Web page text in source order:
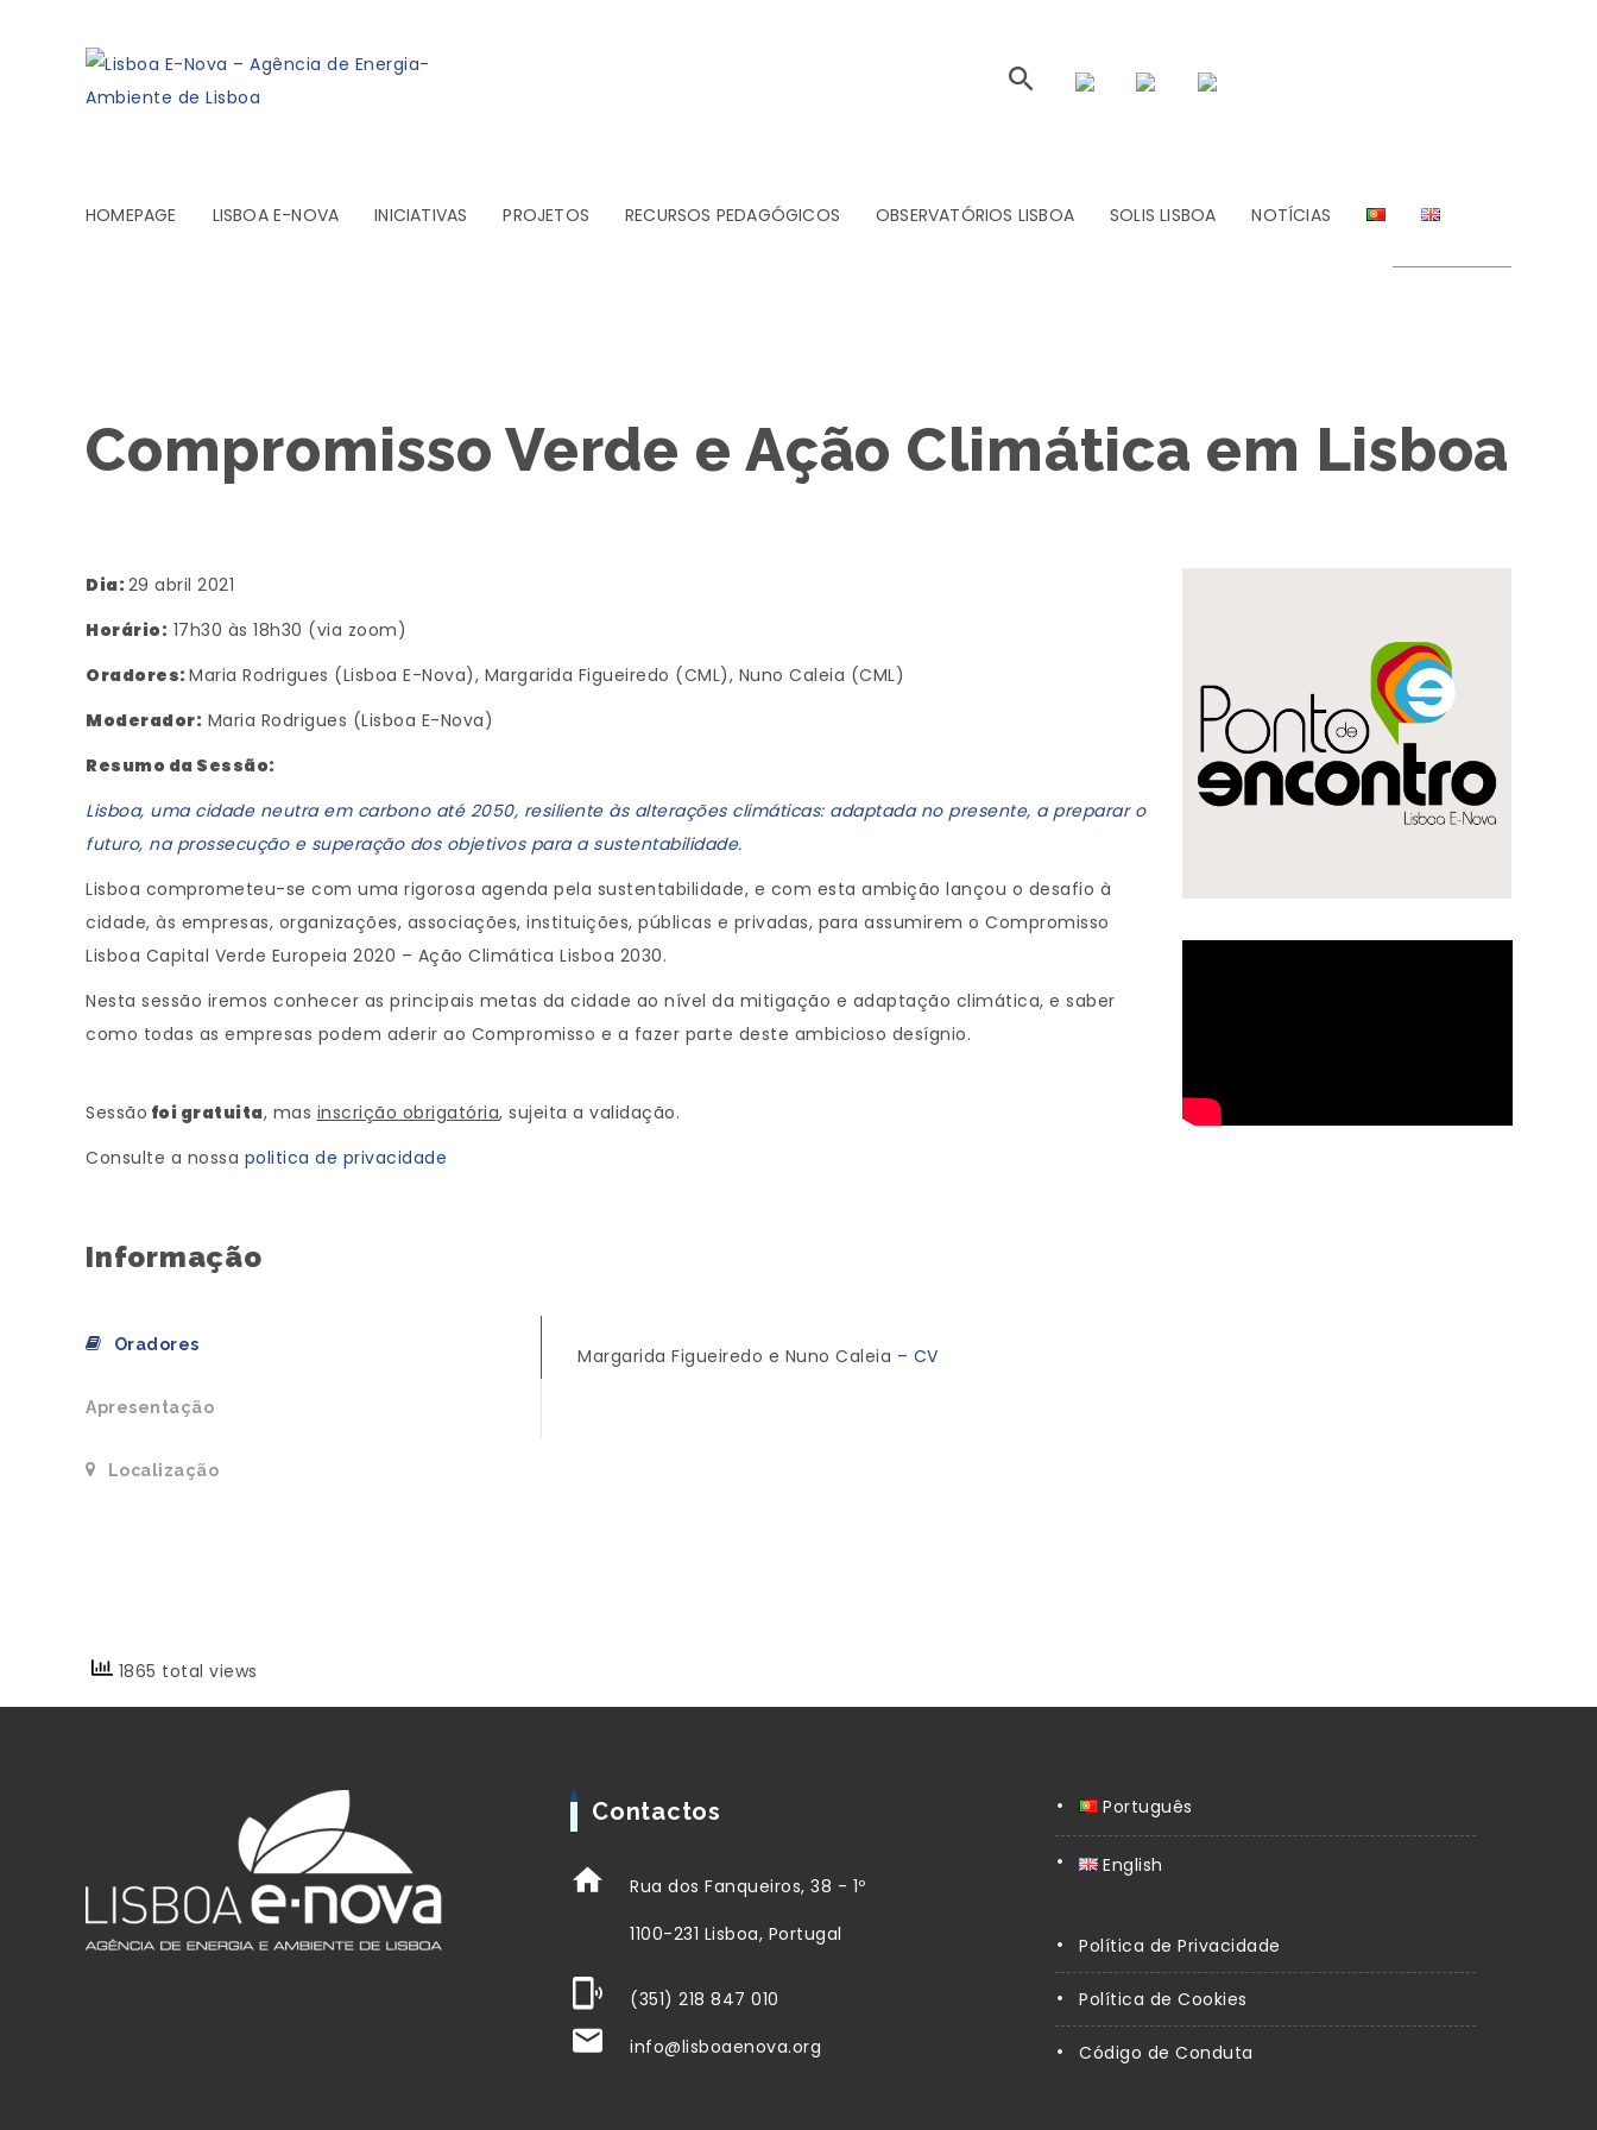
HOMEPAGE LISBOA E-NOVA INICIATIVAS PROJETOS RECURSOS PEDAGÓGICOS OBSERVATÓRIOS LISBOA SOLIS LISBOA NOTÍCIAS
Compromisso Verde e Ação Climática em Lisboa
Dia: 29 abril 2021
Horário: 17h30 às 18h30 (via zoom)
Oradores: Maria Rodrigues (Lisboa E-Nova), Margarida Figueiredo (CML), Nuno Caleia (CML)
Moderador: Maria Rodrigues (Lisboa E-Nova)
Resumo da Sessão:
Lisboa, uma cidade neutra em carbono até 2050, resiliente às alterações climáticas: adaptada no presente, a preparar o
futuro, na prossecução e superação dos objetivos para a sustentabilidade.
Lisboa comprometeu-se com uma rigorosa agenda pela sustentabilidade, e com esta ambição lançou o desafio à
cidade, às empresas, organizações, associações, instituições, públicas e privadas, para assumirem o Compromisso
Lisboa Capital Verde Europeia 2020 – Ação Climática Lisboa 2030.
Nesta sessão iremos conhecer as principais metas da cidade ao nível da mitigação e adaptação climática, e saber
como todas as empresas podem aderir ao Compromisso e a fazer parte deste ambicioso desígnio.
Sessão foi gratuita, mas inscrição obrigatória, sujeita a validação.
Consulte a nossa politica de privacidade
Informação
Oradores
Apresentação
Localização
Margarida Figueiredo e Nuno Caleia – CV
1865 total views
Contactos
Rua dos Fanqueiros, 38 - 1º
1100-231 Lisboa, Portugal
(351) 218 847 010
info@lisboaenova.org
Português
English
Política de Privacidade
Política de Cookies
Código de Conduta